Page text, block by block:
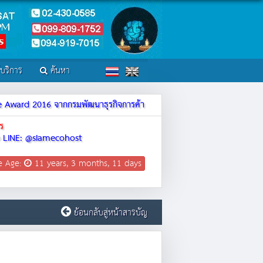
การ ค้นหา
2016 จากกรมพัฒนาธุรกิจการค้า
LINE: @siamecohost
Age: 11 years, 3 months, 11 days
ย้อนกลับสู่หน้าสารบัญ